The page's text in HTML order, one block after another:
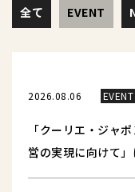
全て EVENT
2026.08.06 EVENT
「クーリエ・ジャ
営の実現に向けて
示義務化を見据え